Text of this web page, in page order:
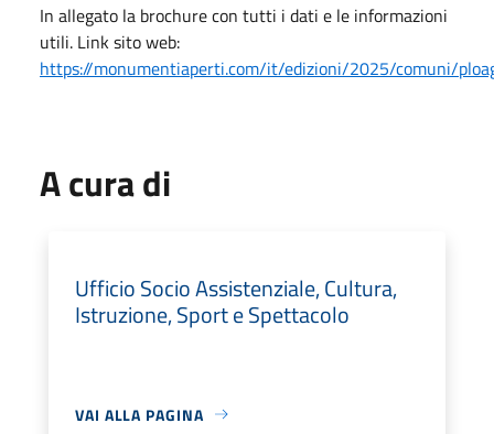
In allegato la brochure con tutti i dati e le informazioni
utili. Link sito web:
https://monumentiaperti.com/it/edizioni/2025/comuni/
A cura di
Ufficio Socio Assistenziale, Cultura,
Istruzione, Sport e Spettacolo
VAI ALLA PAGINA